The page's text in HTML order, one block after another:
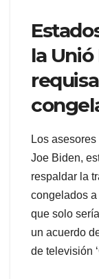
la
Los
Joe Biden,
respaldar la
congelados
que solo
un acuerdo
de televisión